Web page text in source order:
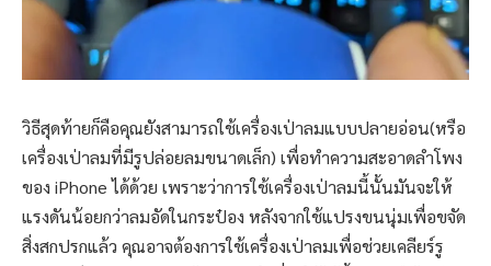
วิธีสุดท้ายก็คือคุณยังสามารถใช้เครื่องเป่าลมแบบปลายอ่อน(หรือ
เครื่องเป่าลมที่มีรูปล่อยลมขนาดเล็ก) เพื่อทำความสะอาดลำโพง
ของ iPhone ได้ด้วย เพราะว่าการใช้เครื่องเป่าลมนี้นั้นมันจะให้
แรงดันน้อยกว่าลมอัดในกระป๋อง หลังจากใช้แปรงขนนุ่มเพื่อขจัด
สิ่งสกปรกแล้ว คุณอาจต้องการใช้เครื่องเป่าลมเพื่อช่วยเคลียร์รู